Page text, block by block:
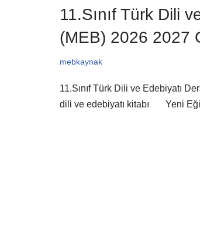
11.Sınıf Türk Dili
(MEB) 2026 2027
mebkaynak
11.Sınıf Türk Dili ve Edebiyatı
dili ve edebiyatı kitabı Yeni